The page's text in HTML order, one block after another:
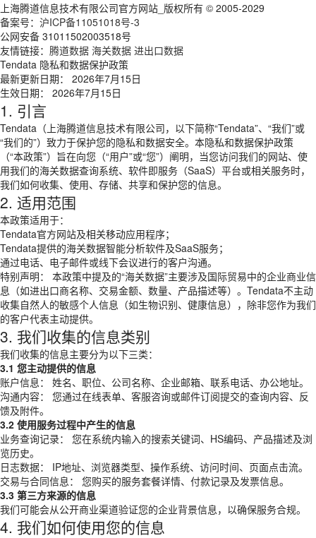
上海腾道信息技术有限公司官方网站_版权所有 © 2005-2029
备案号： 沪ICP备11051018号-3
公网安备 31011502003518号
友情链接： 腾道数据 海关数据 进出口数据
Tendata 隐私和数据保护政策
最新更新日期： 2026年7月15日
生效日期： 2026年7月15日
1. 引言
Tendata（上海腾道信息技术有限公司，以下简称“Tendata”、“我们”或
“我们的”）致力于保护您的隐私和数据安全。本隐私和数据保护政策
（“本政策”）旨在向您（“用户”或“您”）阐明，当您访问我们的网站、使
用我们的海关数据查询系统、软件即服务（SaaS）平台或相关服务时，
我们如何收集、使用、存储、共享和保护您的信息。
2. 适用范围
本政策适用于：
Tendata官方网站及相关移动应用程序；
Tendata提供的海关数据智能分析软件及SaaS服务；
通过电话、电子邮件或线下会议进行的客户沟通。
特别声明： 本政策中提及的“海关数据”主要涉及国际贸易中的企业商业信
息（如进出口商名称、交易金额、数量、产品描述等）。Tendata不主动
收集自然人的敏感个人信息（如生物识别、健康信息），除非您作为我们
的客户代表主动提供。
3. 我们收集的信息类别
我们收集的信息主要分为以下三类：
3.1 您主动提供的信息
账户信息： 姓名、职位、公司名称、企业邮箱、联系电话、办公地址。
沟通内容： 您通过在线表单、客服咨询或邮件订阅提交的查询内容、反
馈及附件。
3.2 使用服务过程中产生的信息
业务查询记录： 您在系统内输入的搜索关键词、HS编码、产品描述及浏
览历史。
日志数据： IP地址、浏览器类型、操作系统、访问时间、页面点击流。
交易与合同信息： 您购买的服务套餐详情、付款记录及发票信息。
3.3 第三方来源的信息
我们可能会从公开商业渠道验证您的企业背景信息，以确保服务合规。
4. 我们如何使用您的信息